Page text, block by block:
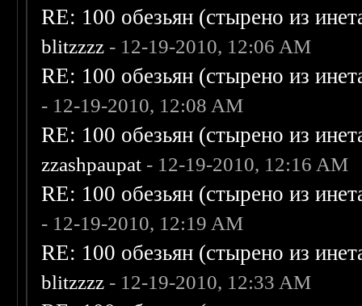
RE: 100 обезьян (стырено из
blitzzzz - 12-19-2010, 12:06 AM
RE: 100 обезьян (стырено из
- 12-19-2010, 12:08 AM
RE: 100 обезьян (стырено из
zzashpaupat - 12-19-2010, 12:16 AM
RE: 100 обезьян (стырено из
- 12-19-2010, 12:19 AM
RE: 100 обезьян (стырено из
blitzzzz - 12-19-2010, 12:33 AM